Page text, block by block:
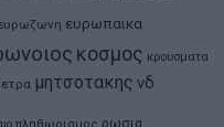
ευρωπαικα
κοσμος κρουσματα
μητσοτακης νδ
ρωσια